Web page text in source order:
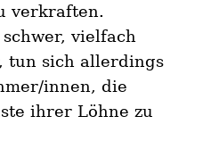
verkraften.
vielfach
tun sich allerdings
innen, die
ihrer Löhne zu